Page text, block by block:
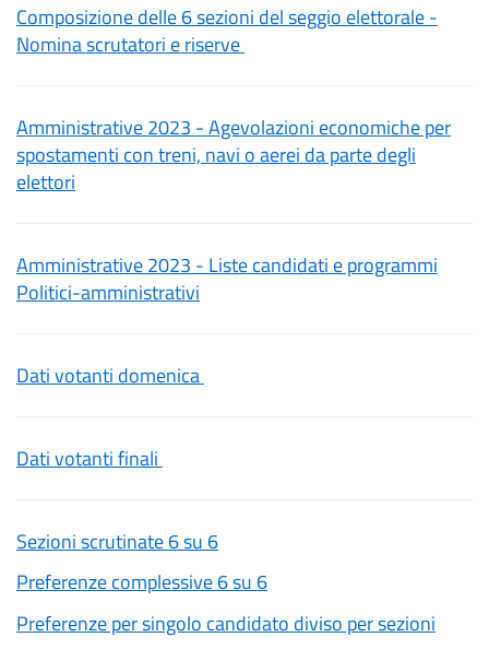
Composizione delle 6 sezioni del seggio elettorale -
Nomina scrutatori e riserve
Amministrative 2023 - Agevolazioni economiche per
spostamenti con treni, navi o aerei da parte degli
elettori
Amministrative 2023 - Liste candidati e programmi
Politici-amministrativi
Dati votanti domenica
Dati votanti finali
Sezioni scrutinate 6 su 6
Preferenze complessive 6 su 6
Preferenze per singolo candidato diviso per sezioni